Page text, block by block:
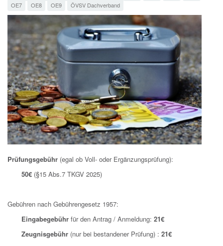
OE7
OE8 OE9 ÖVSV Dachverband
Prüfungsgebühr (egal ob Voll- oder Ergänzungsprüfung):
50€ (§15 Abs.7 TKGV 2025)
Gebühren nach Gebührengesetz 1957:
Eingabegebühr für den Antrag / Anmeldung: 21€
Zeugnisgebühr (nur bei bestandener Prüfung) : 21€